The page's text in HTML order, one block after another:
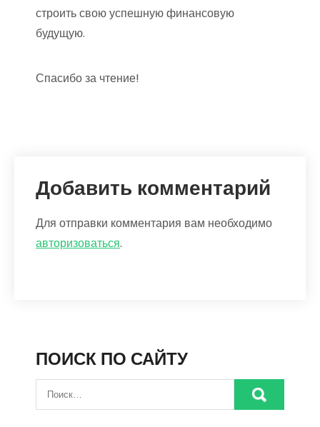
строить свою успешную финансовую
будущую.
Спасибо за чтение!
Добавить комментарий
Для отправки комментария вам необходимо
авторизоваться.
ПОИСК ПО САЙТУ